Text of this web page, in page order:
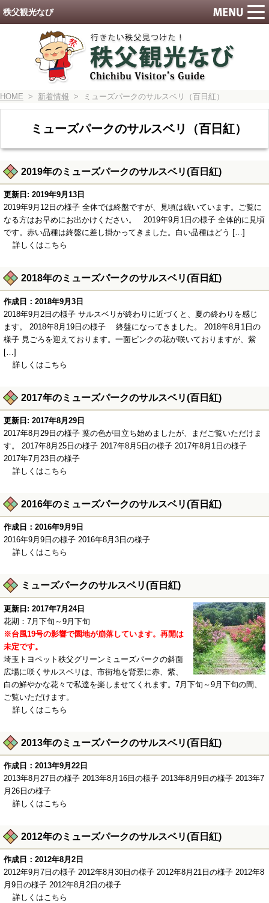
HOME > 新着情報 > ミューズパークのサルスベリ（百日紅）
ミューズパークのサルスベリ（百日紅）
2019年のミューズパークのサルスベリ(百日紅)
更新日: 2019年9月13日
2019年9月12日の様子 全体では終盤ですが、見頃は続いています。ご覧に
なる方はお早めにお出かけください。 2019年9月1日の様子 全体的に見頃
です。赤い品種は終盤に差し掛かってきました。白い品種はどう […]
詳しくはこちら
2018年のミューズパークのサルスベリ(百日紅)
作成日：2018年9月3日
2018年9月2日の様子 サルスベリが終わりに近づくと、夏の終わりを感じ
ます。 2018年8月19日の様子 終盤になってきました。 2018年8月1日の
様子 見ごろを迎えております。一面ピンクの花が咲いておりますが、紫
[…]
詳しくはこちら
2017年のミューズパークのサルスベリ(百日紅)
更新日: 2017年8月29日
2017年8月29日の様子 葉の色が目立ち始めましたが、まだご覧いただけま
す。 2017年8月25日の様子 2017年8月5日の様子 2017年8月1日の様子
2017年7月23日の様子
詳しくはこちら
2016年のミューズパークのサルスベリ(百日紅)
作成日：2016年9月9日
2016年9月9日の様子 2016年8月3日の様子
詳しくはこちら
ミューズパークのサルスベリ(百日紅)
更新日: 2017年7月24日
花期：7月下旬～9月下旬
※台風19号の影響で園地が崩落しています。再開は
未定です。
埼玉トヨペット秩父グリーンミューズパークの斜面
広場に咲くサルスベリは、市街地を背景に赤、紫、
白の鮮やかな花々で私達を楽しませてくれます。7月下旬～9月下旬の間、
ご覧いただけます。
詳しくはこちら
2013年のミューズパークのサルスベリ(百日紅)
作成日：2013年9月22日
2013年8月27日の様子 2013年8月16日の様子 2013年8月9日の様子 2013年7
月26日の様子
詳しくはこちら
2012年のミューズパークのサルスベリ(百日紅)
作成日：2012年8月2日
2012年9月7日の様子 2012年8月30日の様子 2012年8月21日の様子 2012年8
月9日の様子 2012年8月2日の様子
詳しくはこちら
秩父観光なび